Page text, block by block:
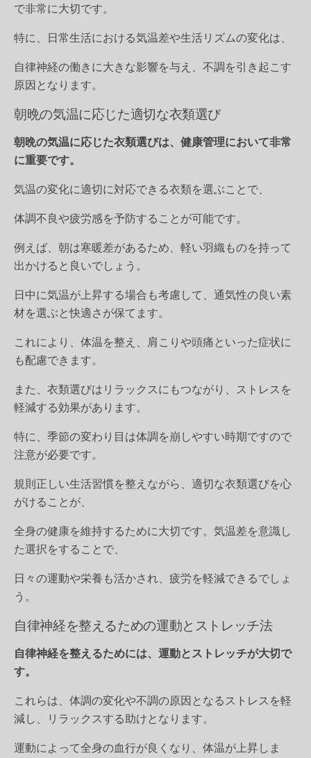
で非常に大切です。
特に、日常生活における気温差や生活リズムの変化は、
自律神経の働きに大きな影響を与え、不調を引き起こす
原因となります。
朝晩の気温に応じた適切な衣類選び
朝晩の気温に応じた衣類選びは、健康管理において非常
に重要です。
気温の変化に適切に対応できる衣類を選ぶことで、
体調不良や疲労感を予防することが可能です。
例えば、朝は寒暖差があるため、軽い羽織ものを持って
出かけると良いでしょう。
日中に気温が上昇する場合も考慮して、通気性の良い素
材を選ぶと快適さが保てます。
これにより、体温を整え、肩こりや頭痛といった症状に
も配慮できます。
また、衣類選びはリラックスにもつながり、ストレスを
軽減する効果があります。
特に、季節の変わり目は体調を崩しやすい時期ですので
注意が必要です。
規則正しい生活習慣を整えながら、適切な衣類選びを心
がけることが、
全身の健康を維持するために大切です。気温差を意識し
た選択をすることで、
日々の運動や栄養も活かされ、疲労を軽減できるでしょ
う。
自律神経を整えるための運動とストレッチ法
自律神経を整えるためには、運動とストレッチが大切で
す。
これらは、体調の変化や不調の原因となるストレスを軽
減し、リラックスする助けとなります。
運動によって全身の血行が良くなり、体温が上昇しま